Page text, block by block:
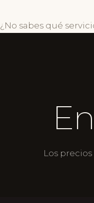
¿No sabes qué
Los